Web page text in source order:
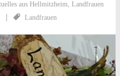
aus Hellmitzheim,Landfrauen
Landfrauen